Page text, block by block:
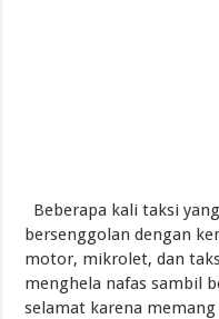
Beberapa kali taksi
bersenggolan dengan
motor, mikrolet, dan
menghela nafas sambil
selamat karena